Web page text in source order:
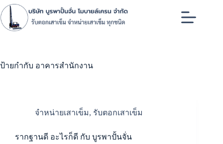
Skip
to
content
ป้ายกำกับ อาคารสำนักงาน
จำหน่ายเสาเข็ม, รับตอกเสาเข็ม
รากฐานดี อะไรก็ดี กับ บูรพาปั้นจั่น